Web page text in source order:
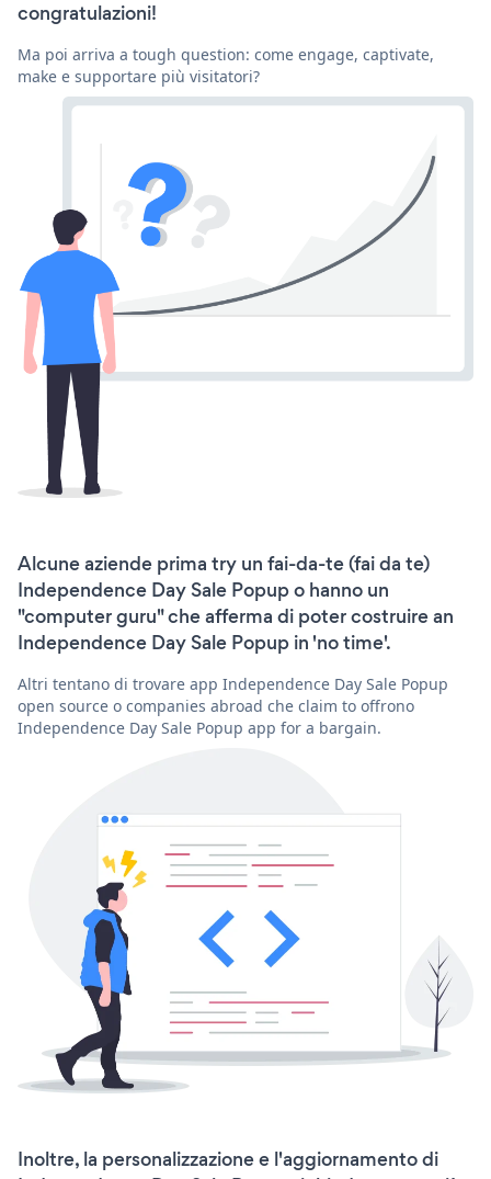
congratulazioni!
Ma poi arriva a tough question: come engage, captivate,
make e supportare più visitatori?
Alcune aziende prima try un fai-da-te (fai da te)
Independence Day Sale Popup o hanno un
"computer guru" che afferma di poter costruire an
Independence Day Sale Popup in 'no time'.
Altri tentano di trovare app Independence Day Sale Popup
open source o companies abroad che claim to offrono
Independence Day Sale Popup app for a bargain.
Inoltre, la personalizzazione e l'aggiornamento di